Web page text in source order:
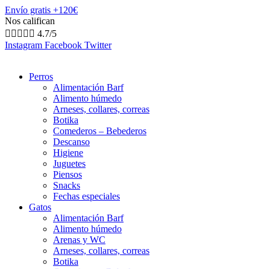
Envío gratis +120€
Nos califican
     4.7/5
Instagram Facebook Twitter
Perros
Alimentación Barf
Alimento húmedo
Arneses, collares, correas
Botika
Comederos – Bebederos
Descanso
Higiene
Juguetes
Piensos
Snacks
Fechas especiales
Gatos
Alimentación Barf
Alimento húmedo
Arenas y WC
Arneses, collares, correas
Botika